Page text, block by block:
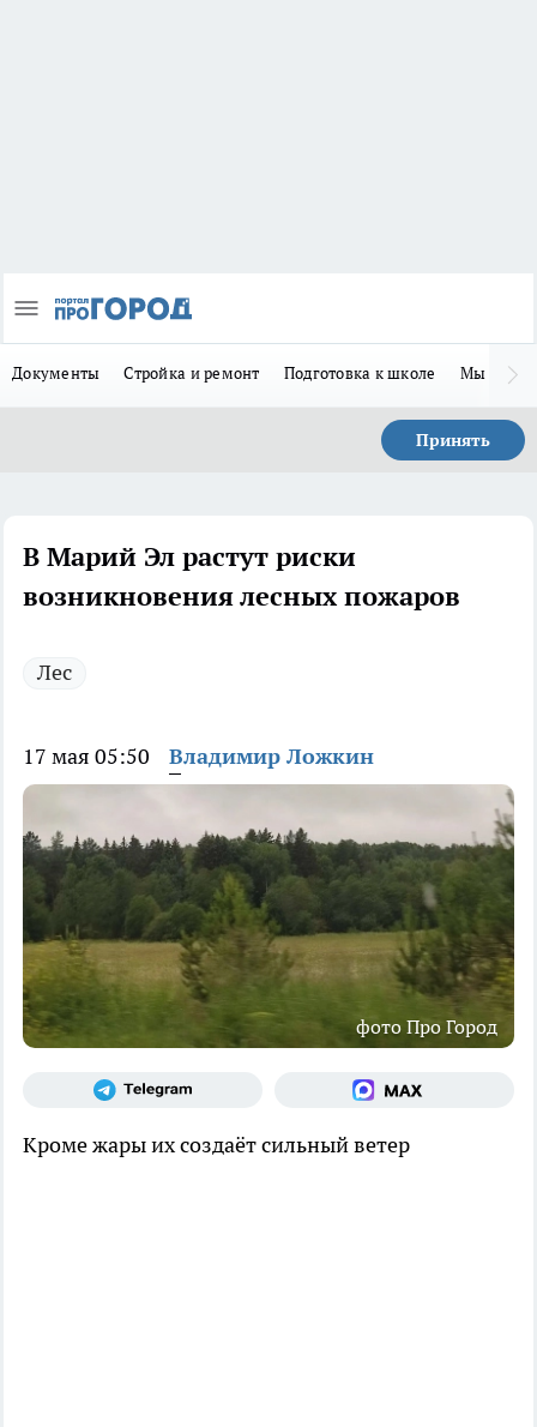
Документы Стройка и ремонт Подготовка к школе Мы в MAX
Принять
В Марий Эл растут риски
возникновения лесных пожаров
Лес
17 мая 05:50 Владимир Ложкин
фото Про Город
Кроме жары их создаёт сильный ветер